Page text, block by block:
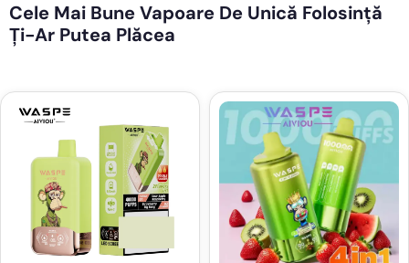
Cele Mai Bune Vapoare De Unică Folosință
Ți-Ar Putea Plăcea